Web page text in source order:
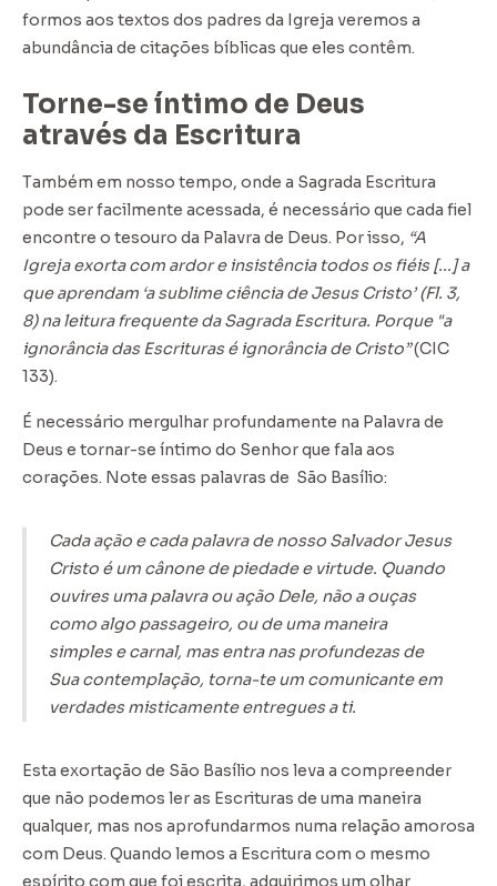
formos aos textos dos padres da Igreja veremos a
abundância de citações bíblicas que eles contêm.
Torne-se íntimo de Deus
através da Escritura
Também em nosso tempo, onde a Sagrada Escritura
pode ser facilmente acessada, é necessário que cada fiel
encontre o tesouro da Palavra de Deus. Por isso, “A
Igreja exorta com ardor e insistência todos os fiéis [...] a
que aprendam ‘a sublime ciência de Jesus Cristo’ (Fl. 3,
8) na leitura frequente da Sagrada Escritura. Porque "a
ignorância das Escrituras é ignorância de Cristo”(CIC
133).
É necessário mergulhar profundamente na Palavra de
Deus e tornar-se íntimo do Senhor que fala aos
corações. Note essas palavras de São Basílio:
Cada ação e cada palavra de nosso Salvador Jesus
Cristo é um cânone de piedade e virtude. Quando
ouvires uma palavra ou ação Dele, não a ouças
como algo passageiro, ou de uma maneira
simples e carnal, mas entra nas profundezas de
Sua contemplação, torna-te um comunicante em
verdades misticamente entregues a ti.
Esta exortação de São Basílio nos leva a compreender
que não podemos ler as Escrituras de uma maneira
qualquer, mas nos aprofundarmos numa relação amorosa
com Deus. Quando lemos a Escritura com o mesmo
espírito com que foi escrita, adquirimos um olhar